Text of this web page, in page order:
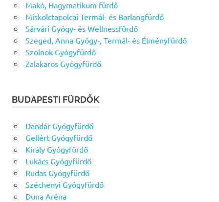
Makó, Hagymatikum fürdő
Miskolctapolcai Termál- és Barlangfürdő
Sárvári Gyógy- és Wellnessfürdő
Szeged, Anna Gyógy-, Termál- és Élményfürdő
Szolnok Gyógyfürdő
Zalakaros Gyógyfürdő
BUDAPESTI FÜRDŐK
Dandár Gyógyfürdő
Gellért Gyógyfürdő
Király Gyógyfürdő
Lukács Gyógyfürdő
Rudas Gyógyfürdő
Széchenyi Gyógyfürdő
Duna Aréna